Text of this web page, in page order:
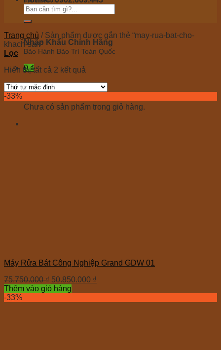
Tư vấn 24/7 miễn phí
Nhập Khẩu Chính Hãng
Bảo Hành Bảo Trì Toàn Quốc
0₫
Giỏ hàng
Chưa có sản phẩm trong giỏ hàng.
Trang chủ /Sản phẩm được gắn thẻ “may-rua-bat-cho-
khach-san”
Lọc
Hiển thị tất cả 2 kết quả
-33%
Máy Rửa Bát Công Nghiệp Grand GDW 01
75.750.000₫ 50.850.000 ₫
Thêm vào giỏ hàng
-33%